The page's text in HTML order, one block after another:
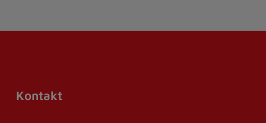
Kontakt